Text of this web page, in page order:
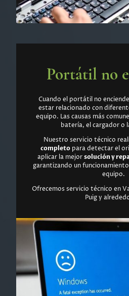
Portátil no
Cuando el portátil no
estar relacionado con
equipo. Las causas más
batería, el cargador o
Nuestro servicio técnico
completo para detectar el
aplicar la mejorsolución y
garantizando un
equipo.
Ofrecemos servicio técnico en
Puig y